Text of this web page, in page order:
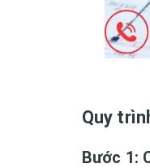
Quy
Bước 1: